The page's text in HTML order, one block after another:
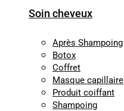
Soin cheveux
Après Shampoing
Botox
Coffret
Masque capillaire
Produit coiffant
Shampoing